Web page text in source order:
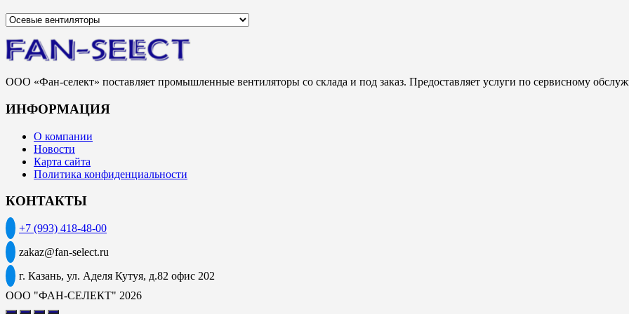
ООО «Фан-селект» поставляет промышленные вентиляторы со склада и под заказ. Предоставляет услуги по сервисному
ИНФОРМАЦИЯ
О компании
Новости
Карта сайта
Политика конфиденциальности
КОНТАКТЫ
+7 (993) 418-48-00
zakaz@fan-select.ru
г. Казань, ул. Аделя Кутуя, д.82 офис 202
ООО "ФАН-СЕЛЕКТ" 2026